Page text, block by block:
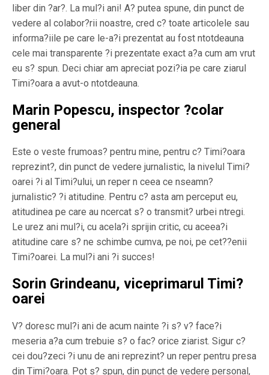
liber din ?ar?. La mul?i ani! A? putea spune, din punct de
vedere al colabor?rii noastre, cred c? toate articolele sau
informa?iile pe care le-a?i prezentat au fost ntotdeauna
cele mai transparente ?i prezentate exact a?a cum am vrut
eu s? spun. Deci chiar am apreciat pozi?ia pe care ziarul
Timi?oara a avut-o ntotdeauna.
Marin Popescu, inspector ?colar
general
Este o veste frumoas? pentru mine, pentru c? Timi?oara
reprezint?, din punct de vedere jurnalistic, la nivelul Timi?
oarei ?i al Timi?ului, un reper n ceea ce nseamn?
jurnalistic? ?i atitudine. Pentru c? asta am perceput eu,
atitudinea pe care au ncercat s? o transmit? urbei ntregi.
Le urez ani mul?i, cu acela?i sprijin critic, cu aceea?i
atitudine care s? ne schimbe cumva, pe noi, pe cet??enii
Timi?oarei. La mul?i ani ?i succes!
Sorin Grindeanu, viceprimarul Timi?
oarei
V? doresc mul?i ani de acum nainte ?i s? v? face?i
meseria a?a cum trebuie s? o fac? orice ziarist. Sigur c?
cei dou?zeci ?i unu de ani reprezint? un reper pentru presa
din Timi?oara. Pot s? spun, din punct de vedere personal,